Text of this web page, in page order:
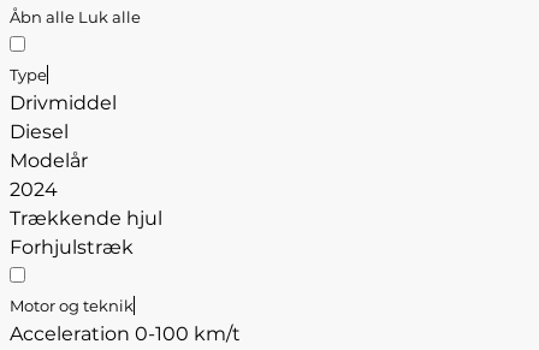
Åbn alle Luk alle
Type
Drivmiddel
Diesel
Modelår
2024
Trækkende hjul
Forhjulstræk
Motor og teknik
Acceleration 0-100 km/t